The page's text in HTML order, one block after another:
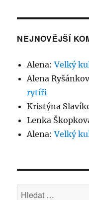
NEJNOVĚJŠÍ
Alena:Velký
Alena
rytíři
Kristýna
Lenka
Alena:Velký
Hledat: